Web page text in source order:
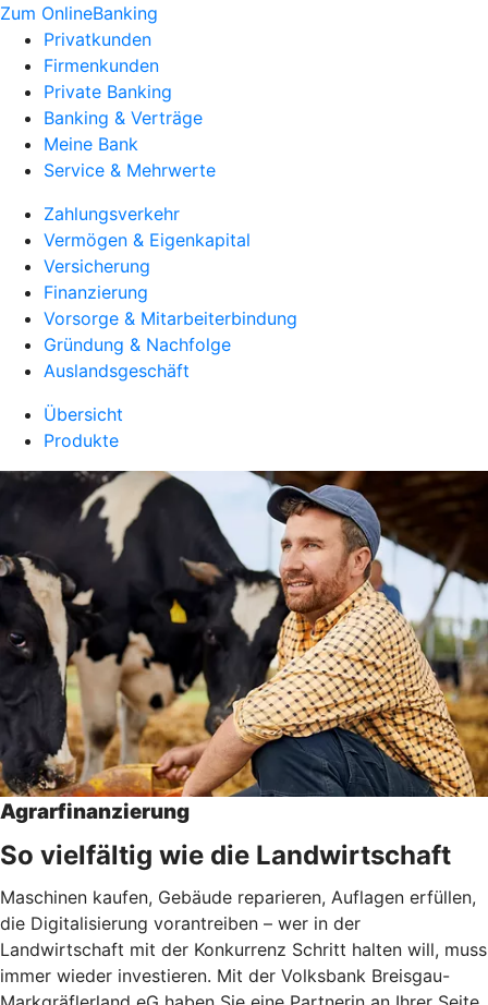
Zum OnlineBanking
Privatkunden
Firmenkunden
Private Banking
Banking & Verträge
Meine Bank
Service & Mehrwerte
Zahlungsverkehr
Vermögen & Eigenkapital
Versicherung
Finanzierung
Vorsorge & Mitarbeiterbindung
Gründung & Nachfolge
Auslandsgeschäft
Übersicht
Produkte
Agrarfinanzierung
So vielfältig wie die Landwirtschaft
Maschinen kaufen, Gebäude reparieren, Auflagen erfüllen,
die Digitalisierung vorantreiben – wer in der
Landwirtschaft mit der Konkurrenz Schritt halten will, muss
immer wieder investieren. Mit der Volksbank Breisgau-